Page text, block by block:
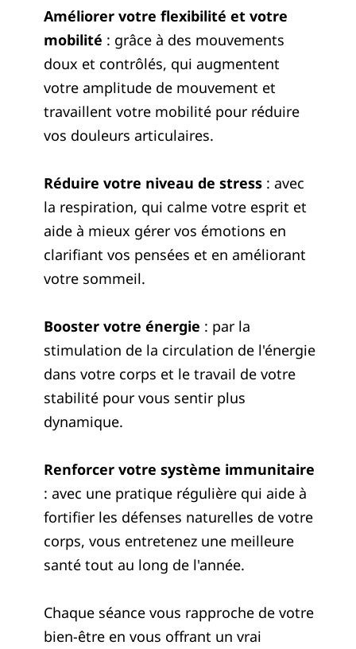
Améliorer votre flexibilité et votre
mobilité : grâce à des mouvements
doux et contrôlés, qui augmentent
votre amplitude de mouvement et
travaillent votre mobilité pour réduire
vos douleurs articulaires.
Réduire votre niveau de stress : avec
la respiration, qui calme votre esprit et
aide à mieux gérer vos émotions en
clarifiant vos pensées et en améliorant
votre sommeil.
Booster votre énergie : par la
stimulation de la circulation de l'énergie
dans votre corps et le travail de votre
stabilité pour vous sentir plus
dynamique.
Renforcer votre système immunitaire
: avec une pratique régulière qui aide à
fortifier les défenses naturelles de votre
corps, vous entretenez une meilleure
santé tout au long de l'année.
Chaque séance vous rapproche de votre
bien-être en vous offrant un vrai